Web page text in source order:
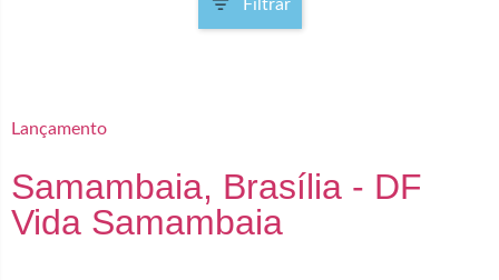
Filtrar
Lançamento
Samambaia, Brasília - DF
Vida Samambaia